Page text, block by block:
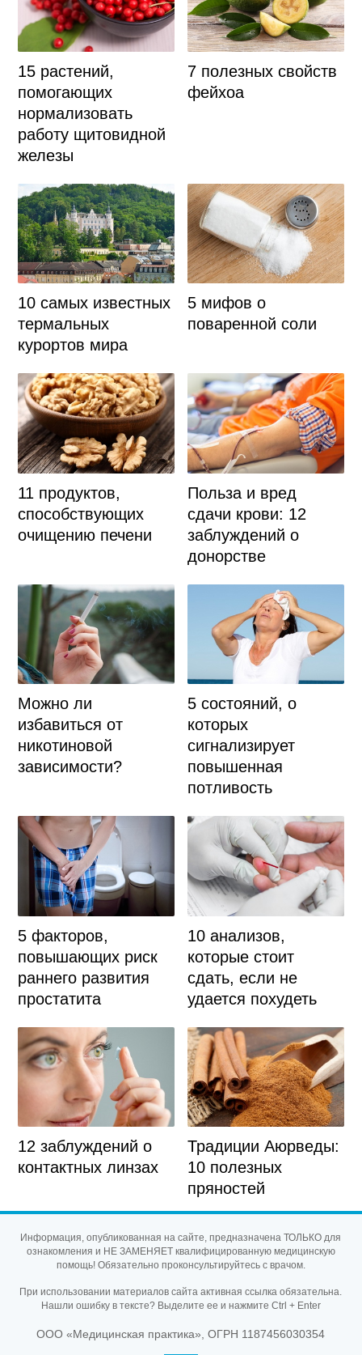
15 растений,
помогающих
нормализовать
работу щитовидной
железы
7 полезных свойств
фейхоа
10 самых известных
термальных
курортов мира
5 мифов о
поваренной соли
11 продуктов,
способствующих
очищению печени
Польза и вред
сдачи крови: 12
заблуждений о
донорстве
Можно ли
избавиться от
никотиновой
зависимости?
5 состояний, о
которых
сигнализирует
повышенная
потливость
5 факторов,
повышающих риск
раннего развития
простатита
10 анализов,
которые стоит
сдать, если не
удается похудеть
12 заблуждений о
контактных линзах
Традиции Аюрведы:
10 полезных
пряностей
Информация, опубликованная на сайте, предназначена ТОЛЬКО для
ознакомления и НЕ ЗАМЕНЯЕТ квалифицированную медицинскую
помощь! Обязательно проконсультируйтесь с врачом.
При использовании материалов сайта активная ссылка обязательна.
Нашли ошибку в тексте? Выделите ее и нажмите Ctrl + Enter
ООО «Медицинская практика», ОГРН 1187456030354